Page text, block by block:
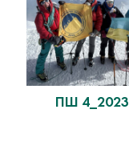
ПШ 4_2023